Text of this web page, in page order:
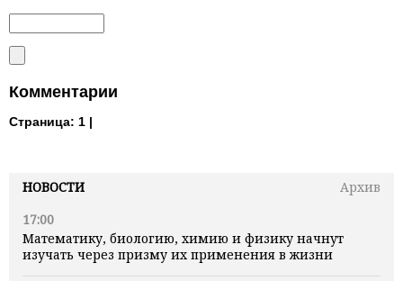
НОВОСТИ
Архив
17:00
Математику, биологию, химию и физику начнут
изучать через призму их применения в жизни
Комментарии
Страница: 1 |